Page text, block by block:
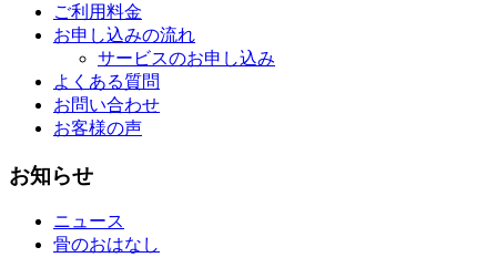
ご利用料金
お申し込みの流れ
サービスのお申し込み
よくある質問
お問い合わせ
お客様の声
お知らせ
ニュース
骨のおはなし